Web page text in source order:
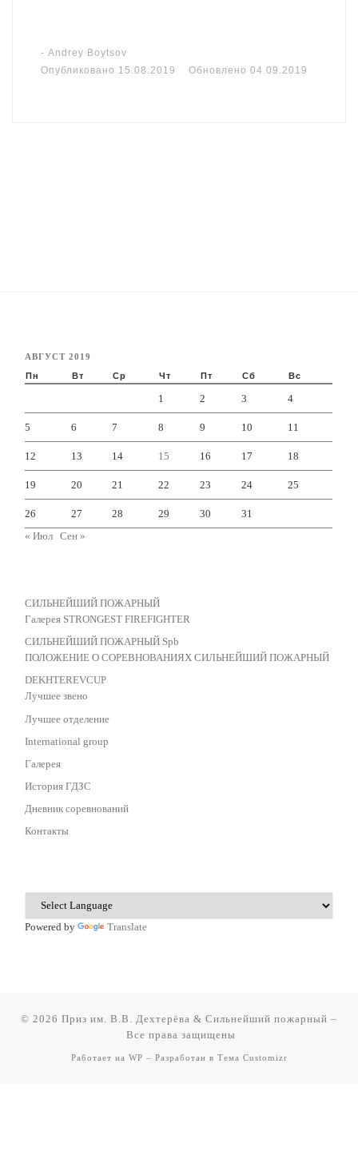
-Andrey Boytsov
Опубликовано 15.08.2019 Обновлено04.09.2019
АВГУСТ 2019
Пн
Вт Ср Чт Пт Сб Вс
1 2 3 4
5 6 7 8 9 10 11
12 13 14 15 16 17 18
19 20 21 22 23 24 25
26 27 28 29 30
31
« Июл
Сен »
СИЛЬНЕЙШИЙ ПОЖАРНЫЙ
Галерея STRONGEST FIREFIGHTER
СИЛЬНЕЙШИЙ ПОЖАРНЫЙ Spb
ПОЛОЖЕНИЕ О СОРЕВНОВАНИЯХ СИЛЬНЕЙШИЙ ПОЖАРНЫЙ
DEKHTEREVCUP
Лучшее звено
Лучшее отделение
International group
Галерея
История ГДЗС
Дневник соревнований
Контакты
Powered by Translate
© 2026 Приз им. В.В. Дехтерёва & Сильнейший пожарный –
Все права защищены
Работает на WP – Разработан в Тема Customizr